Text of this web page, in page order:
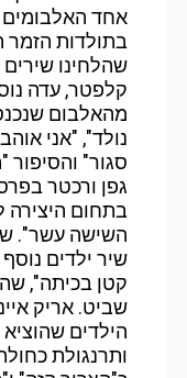
אחד האלבומים
בתולדות הזמר
שהלחינו שירים
קלפטר, עדה
מהאלבום
נולד", "אני
גפן ורכטר
בתחום היצירה
השישה עשר".
שיר ילדים
קטן בכיתה",
שביט. אריק
הילדים שהוציא
ותרנגולת